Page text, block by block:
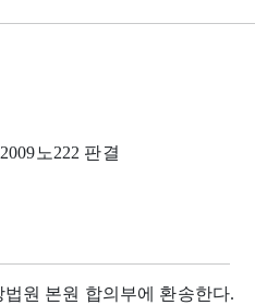
노222 판결
원 본원 합의부에 환송한다.